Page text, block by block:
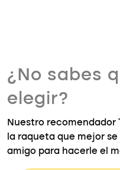
¿No sabes
elegir?
Nuestro recomendador
la raqueta que mejor
amigo para hacerle el